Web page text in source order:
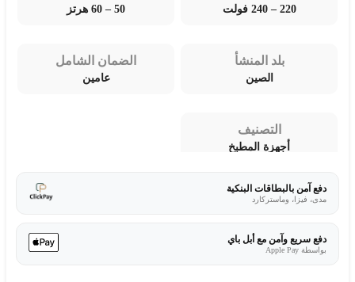
220 – 240 فولت 50 – 60 هرتز
بلد المنشأ
الصين
الضمان الشامل
عامين
التصنيف
أجهزة المطبخ
دفع آمن بالبطاقات البنكية
مدى، فيزا، وماستركارد
دفع سريع وآمن مع أبل باي
بواسطة Apple Pay